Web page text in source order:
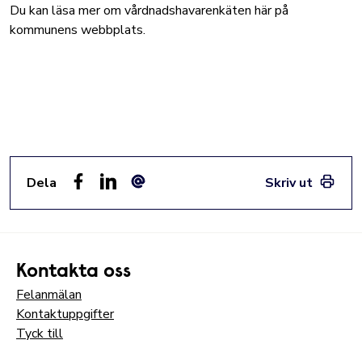
Du kan läsa mer om vårdnadshavarenkäten här på
kommunens webbplats.
Dela
Skriv ut
Kontakta oss
Felanmälan
Kontaktuppgifter
Tyck till